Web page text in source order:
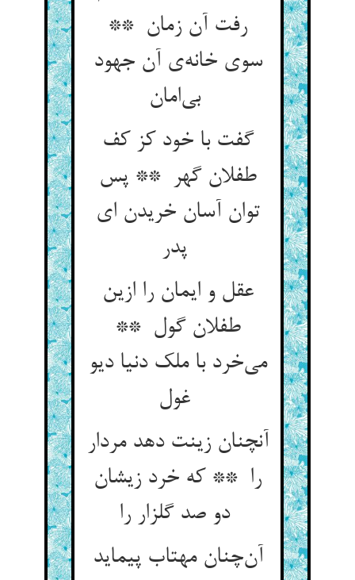
رفت آن زمان **
سوی خانه‌ی آن جهود
بی‌امان
گفت با خود کز کف
طفلان گهر ** پس
توان آسان خریدن ای
عقل و ایمان را ازین
طفلان گول **
می‌خرد با ملک دنیا دیو
آنچنان زینت دهد مردار
را ** که خرد زیشان
دو صد گلزار را
آن‌چنان مهتاب پیماید